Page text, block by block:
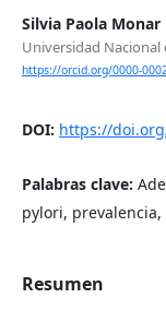
Silvia Paola Monar
Universidad Nacional
https://orcid.org/0000-
DOI: https://
Palabras clave:
pylori,
Resumen